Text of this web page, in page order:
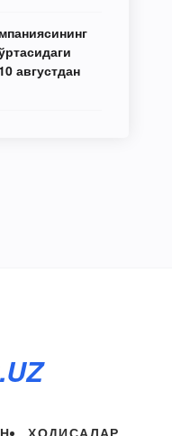
августдан
.UZ
ҲОДИСАЛАР